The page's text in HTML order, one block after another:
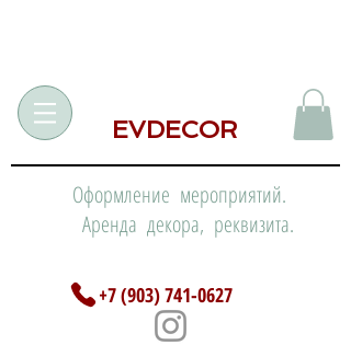
EVDECOR
Оформление мероприятий.
Аренда декора, реквизита.
+7 (903) 741-0627